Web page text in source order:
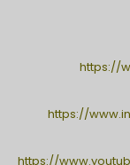
https://
https://
https://